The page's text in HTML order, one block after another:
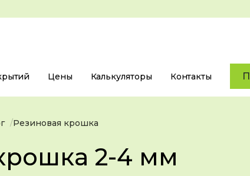
Цены Калькуляторы Контакты
Резиновая крошка
2-4 мм